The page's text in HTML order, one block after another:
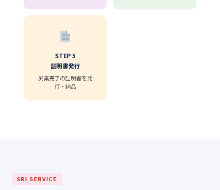
STEP 5
証明書発行
廃棄完了の証明書を発
行・納品
SRI SERVICE